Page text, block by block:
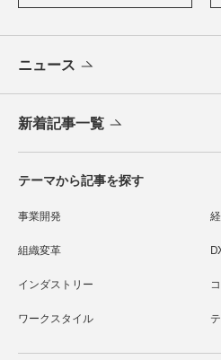
ニュース
新着記事一覧
テーマから記事を探す
事業開発
組織変革
インダストリー
ワークスタイル